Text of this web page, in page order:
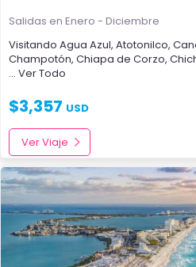
Salidas en Enero - Diciembre
Visitando Agua Azul, Atotonilco,
Champotón, Chiapa de Corzo,
... Ver Todo
$3,357 USD
Ver Viaje